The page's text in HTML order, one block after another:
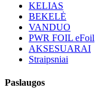
KELIAS
BEKELĖ
VANDUO
PWR FOIL eFoil
AKSESUARAI
Straipsniai
Paslaugos